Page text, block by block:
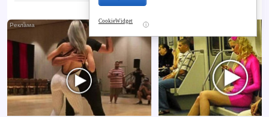
i
CookieWidget